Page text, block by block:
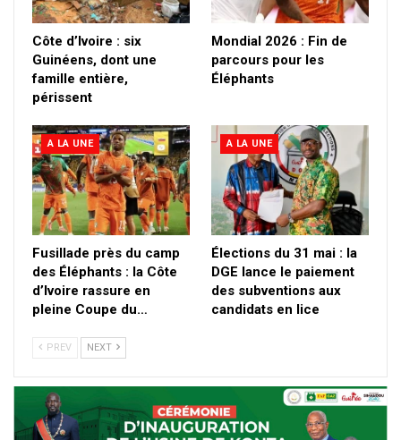
Côte d’Ivoire : six
Guinéens, dont une
famille entière,
périssent
Mondial 2026 : Fin de
parcours pour les
Éléphants
A LA UNE
Fusillade près du camp
des Éléphants : la Côte
d’Ivoire rassure en
pleine Coupe du…
A LA UNE
Élections du 31 mai : la
DGE lance le paiement
des subventions aux
candidats en lice
PREV NEXT